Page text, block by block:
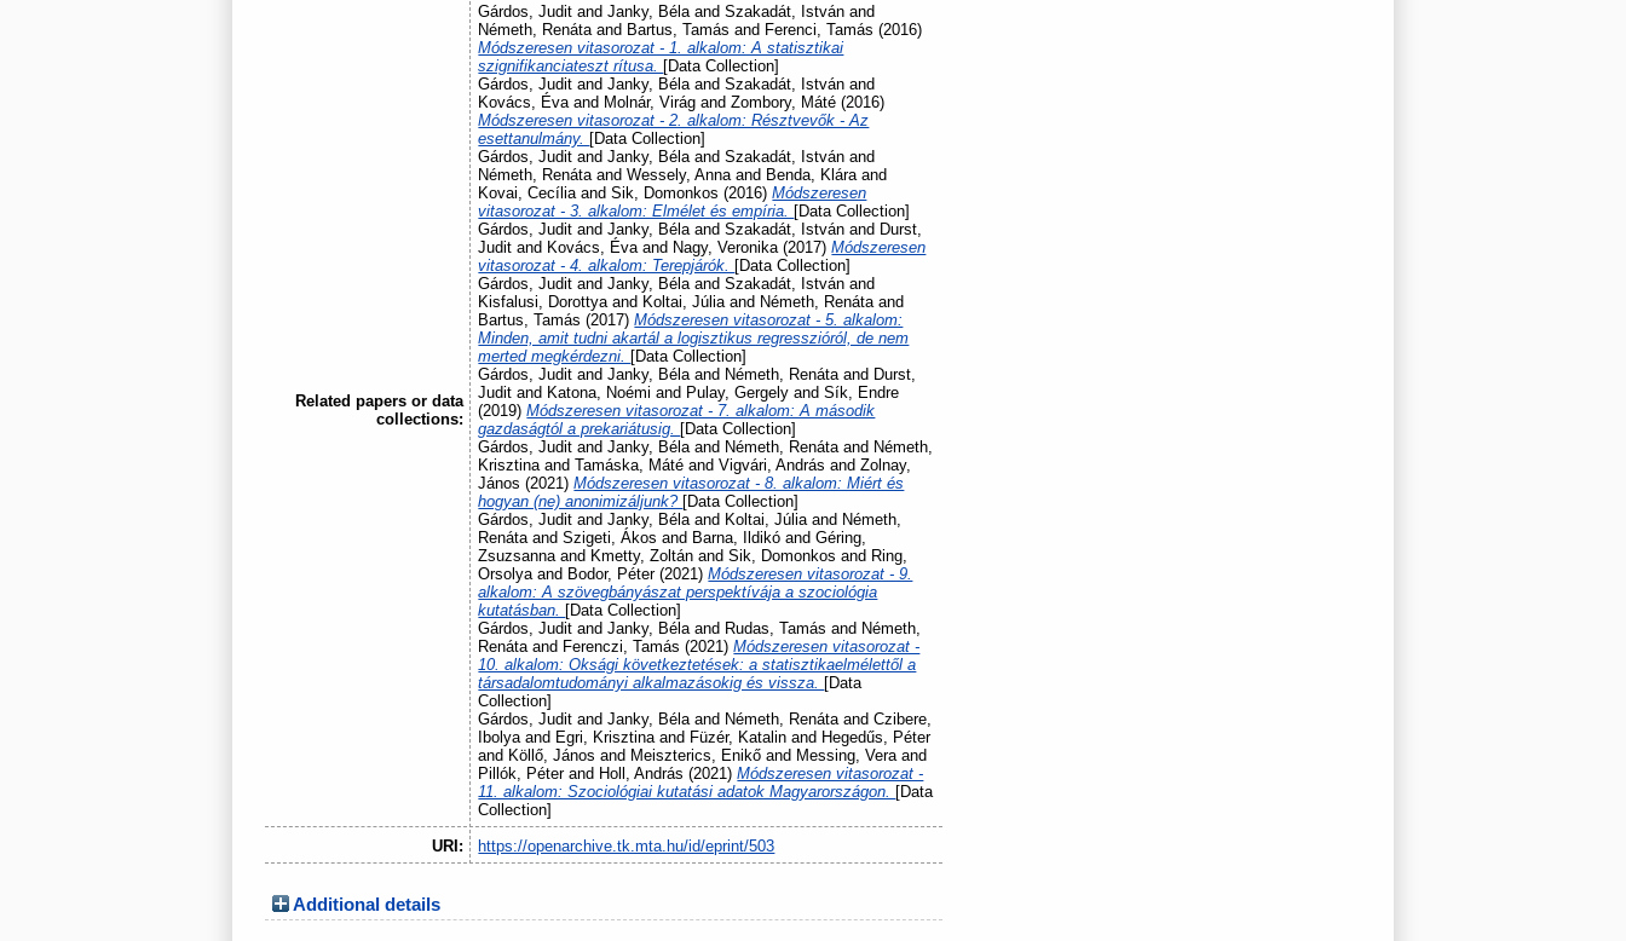
Related papers or data
collections:
Gárdos, Judit andJanky, Béla andSzakadát, István and
Németh, Renáta and Bartus, Tamás and Ferenci, Tamás (2016)
Módszeresen vitasorozat - 1. alkalom: A statisztikai
szignifikanciateszt rítusa.
[Data Collection]
Gárdos, Judit andJanky, Béla andSzakadát, István and
Kovács, Éva and Molnár, Virág andZombory, Máté (2016)
Módszeresen vitasorozat - 2. alkalom: Résztvevők - Az
esettanulmány. [Data Collection]
Gárdos, Judit andJanky, Béla andSzakadát, István and
Németh, Renáta andWessely, Anna and Benda, Klára and
Kovai, Cecília andSik, Domonkos (2016)Módszeresen
vitasorozat - 3. alkalom: Elmélet és empíria.
[Data Collection]
Gárdos, Judit andJanky, Béla andSzakadát, István and Durst,
Judit and Kovács, Éva and Nagy, Veronika (2017)Módszeresen
vitasorozat - 4. alkalom: Terepjárók.
[Data Collection]
Gárdos, Judit andJanky, Béla andSzakadát, István and
Kisfalusi, Dorottya and Koltai, Júlia and Németh, Renáta and
Bartus, Tamás (2017)Módszeresen vitasorozat - 5. alkalom:
Minden, amit tudni akartál a logisztikus regresszióról, de nem
merted megkérdezni.
[Data Collection]
Gárdos, Judit andJanky, Béla and Németh, Renáta and Durst,
Judit and Katona, Noémi and Pulay, Gergely andSík, Endre
(2019)Módszeresen vitasorozat - 7. alkalom: A második
gazdaságtól a prekariátusig.
[Data Collection]
Gárdos, Judit andJanky, Béla and Németh, Renáta and Németh,
Krisztina andTamáska, Máté andVigvári, András andZolnay,
János (2021)Módszeresen vitasorozat - 8. alkalom: Miért és
hogyan (ne) anonimizáljunk? [Data Collection]
Gárdos, Judit andJanky, Béla and Koltai, Júlia and Németh,
Renáta andSzigeti, Ákos and Barna, Ildikó andGéring,
Zsuzsanna and Kmetty, Zoltán andSik, Domonkos and Ring,
Orsolya and Bodor, Péter(2021)Módszeresen vitasorozat - 9.
alkalom: A szövegbányászat perspektívája a szociológia
kutatásban.
[Data Collection]
Gárdos, Judit andJanky, Béla and Rudas, Tamás and Németh,
Renáta and Ferenczi, Tamás (2021)Módszeresen vitasorozat -
10. alkalom: Oksági következtetések: a statisztikaelmélettől a
társadalomtudományi alkalmazásokig és vissza.
[Data
Collection]
Gárdos, Judit andJanky, Béla and Németh, Renáta andCzibere,
Ibolya and Egri, Krisztina and Füzér, Katalin and Hegedűs, Péter
and Köllő, János and Meiszterics, Enikő and Messing, Vera and
Pillók, Péterand Holl, András (2021)Módszeresen vitasorozat -
11. alkalom: Szociológiai kutatási adatok Magyarországon.
[Data
Collection]
URI:
https://openarchive.tk.mta.hu/id/eprint/503
Additional details